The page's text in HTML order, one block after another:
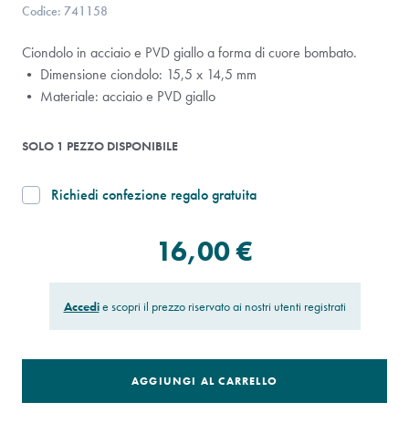
Codice: 741158
Ciondolo in acciaio e PVD giallo a forma di cuore bombato.
• Dimensione ciondolo: 15,5 x 14,5 mm
• Materiale: acciaio e PVD giallo
SOLO 1 PEZZO DISPONIBILE
Richiedi confezione regalo gratuita
16,00 €
Accedie scopri il prezzo riservato ai nostri utenti registrati
AGGIUNGI AL CARRELLO